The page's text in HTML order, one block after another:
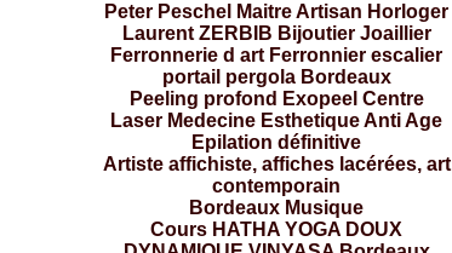
Peter Peschel Maitre Artisan Horloger
Laurent ZERBIB Bijoutier Joaillier
Ferronnerie d art Ferronnier escalier
portail pergola Bordeaux
Peeling profond Exopeel Centre
Laser Medecine Esthetique Anti Age
Epilation définitive
Artiste affichiste, affiches lacérées, art
contemporain
Bordeaux Musique
Cours HATHA YOGA DOUX